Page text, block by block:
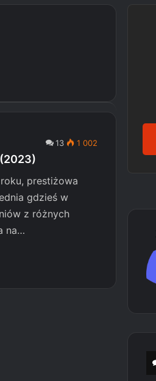
13 1 002
prestiżowa
gdzieś w
z różnych
na…